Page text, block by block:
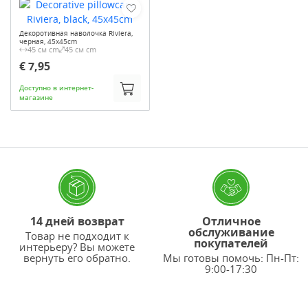
Декоротивная наволочка Riviera,
черная, 45x45cm
45 см cm 45 см cm
€ 7,95
Доступно в интернет-
магазине
14 дней возврат
Товар не подходит к
интерьеру? Вы можете
вернуть его обратно.
Отличное
обслуживание
покупателей
Мы готовы помочь: Пн-Пт:
9:00-17:30